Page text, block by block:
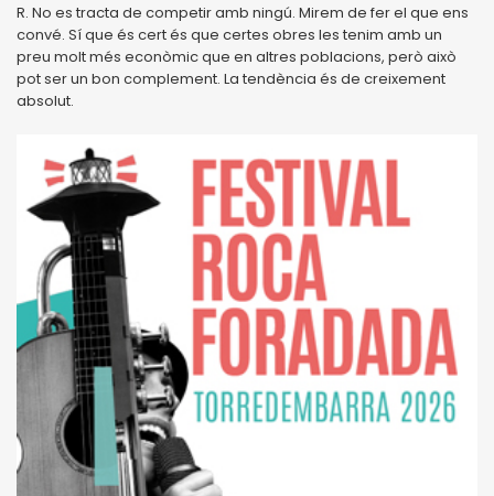
R. No es tracta de competir amb ningú. Mirem de fer el que ens
convé. Sí que és cert és que certes obres les tenim amb un
preu molt més econòmic que en altres poblacions, però això
pot ser un bon complement. La tendència és de creixement
absolut.